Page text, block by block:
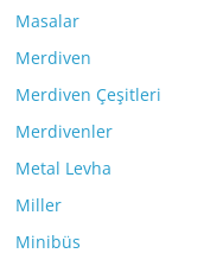
Masalar
Merdiven
Merdiven Çeşitleri
Merdivenler
Metal Levha
Miller
Minibüs